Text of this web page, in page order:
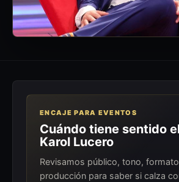
ENCAJE PARA EVENTOS
Cuándo tiene sentido
Karol Lucero
Revisamos público, tono,
producción para saber si calza